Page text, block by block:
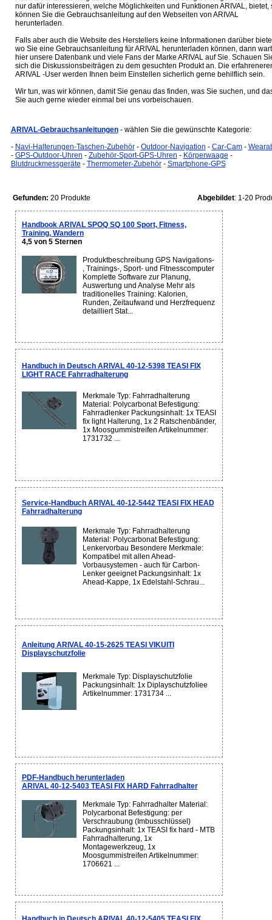
nur dafür interessieren, welche Möglichkeiten und Funktionen ARIVAL, bietet,
können Sie die Gebrauchsanleitung auf den Webseiten von ARIVAL
herunterladen.
Falls aber auch die Website des Herstellers keine Informationen darüber
wo Sie eine Gebrauchsanleitung für ARIVAL herunterladen können, dann
hier unsere Datenbank und viele Fans der Marke ARIVAL auf Sie. Schauen
sich die Diskussionsbeiträgen zu dem gesuchten Produkt an. Die
ARIVAL -User werden Ihnen beim Einstellen sicherlich gerne behilflich sein.
Wir tun, was wir können, damit Sie genau das finden, was Sie suchen, und
Sie auch gerne wieder einmal bei uns vorbeischauen.
ARIVAL-Gebrauchsanleitungen - wählen Sie die gewünschte Kategorie:
- Navi-Halterungen-Taschen-Zubehör- Outdoor-Navigation - Car-Cam-
- GPS-Outdoor-Uhren - Zubehör-Sport-GPS-Uhren - Körperwaage -
Blutdruckmessgeräte - Thermometer-Zubehör- Smartphone-GPS
Gefunden: 20 Produkte Abgebildet: 1-20
Handbook ARIVAL SPOQ SQ 100 Sport, Fitness,
Training, Wandern
4,5 von 5 Sternen
Produktbeschreibung GPS Navigations-
, Trainings-, Sport- und Fitnesscomputer
Komplette Software zur Planung,
Auswertung und Analyse Mehr als
traditionelles Training: Kalorien,
Runden, Zeitaufwand und Herzfrequenz
detailliert Stat...
Handbuch in Deutsch ARIVAL 40-12-5398 TEASI FIX
LIGHT RACE Fahrradhalterung
Merkmale Typ: Fahrradhalterung
Material: Polycarbonat Befestigung:
Fahrradlenker Packungsinhalt: 1x TEASI
fix light Halterung, 1x 2 Ratschenbänder,
1x Moosgummistreifen Artikelnummer:
1731732 ...
Service-Handbuch ARIVAL 40-12-5442 TEASI FIX HEAD
Fahrradhalterung
Merkmale Typ: Fahrradhalterung
Material: Polycarbonat Befestigung:
Lenkervorbau Besondere Merkmale:
Kompatibel mit allen Ahead-
Vorbausystemen - auch für Carbon-
Lenker geeignet Packungsinhalt: 1x
Ahead-Kappe, 1x Edelstahl-Schrau...
Anleitung ARIVAL 40-15-2625 TEASI VIKUITI
Displayschutzfolie
Merkmale Typ: Displayschutzfolie
Packungsinhalt: 1x Diplayschutzfoliee
Artikelnummer: 1731734 ...
PDF-Handbuch herunterladen
ARIVAL 40-12-5403 TEASI FIX HARD Fahrradhalter
Merkmale Typ: Fahrradhalter Material:
Polycarbonat Befestigung: per
Verschraubung (Imbusschlüssel)
Packungsinhalt: 1x TEASI fix hard - MTB
Fahrradhalterung, 1x
Montagewerkzeug, 1x
Moosgummistreifen Artikelnummer:
1706621 ...